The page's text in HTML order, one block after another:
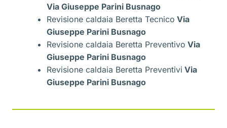
Via Giuseppe Parini Busnago
Revisione caldaia Beretta Tecnico Via
Giuseppe Parini Busnago
Revisione caldaia Beretta Preventivo Via
Giuseppe Parini Busnago
Revisione caldaia Beretta Preventivi Via
Giuseppe Parini Busnago